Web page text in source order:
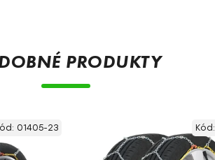
PRODUKTY
01405-23 Kód: